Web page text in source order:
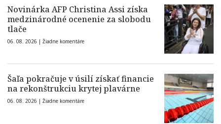
Novinárka AFP Christina Assi získa
medzinárodné ocenenie za slobodu
tlače
06. 08. 2026 | Žiadne komentáre
Šaľa pokračuje v úsilí získať financie
na rekonštrukciu krytej plavárne
06. 08. 2026 | Žiadne komentáre